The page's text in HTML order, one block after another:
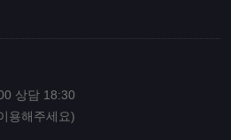
상담 18:30
용해주세요)